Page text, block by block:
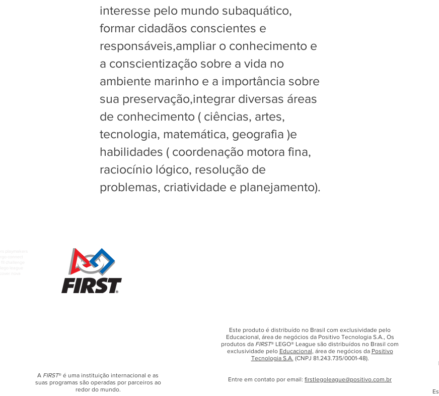
interesse pelo mundo subaquático,
formar cidadãos conscientes e
responsáveis,ampliar o conhecimento e
a conscientização sobre a vida no
ambiente marinho e a importância sobre
sua preservação,integrar diversas áreas
de conhecimento ( ciências, artes,
tecnologia, matemática, geografia )e
habilidades ( coordenação motora fina,
raciocínio lógico, resolução de
problemas, criatividade e planejamento).
A FIRST® é uma instituição internacional e as
suas programas são operadas por parceiros ao
redor do mundo.
Este produto é distribuído no Brasil com exclusividade pelo
Educacional, área de negócios da Positivo Tecnologia S.A., Os
produtos da FIRST® LEGO® League são distribuídos no Brasil com
exclusividade pelo Educacional, área de negócios da Positivo
Tecnologia S.A. (CNPJ 81.243.735/0001-48).
Entre em contato por email: firstlegoleague@positivo.com.br